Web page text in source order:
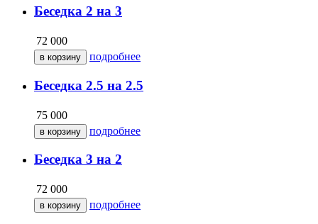
Беседка 2 на 3
72 000
подробнее
Беседка 2.5 на 2.5
75 000
подробнее
Беседка 3 на 2
72 000
подробнее